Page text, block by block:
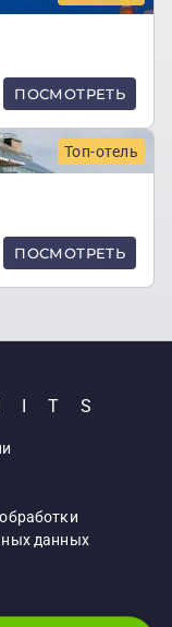
ПОСМОТРЕТЬ
Топ-отель
ПОСМОТРЕТЬ
данных